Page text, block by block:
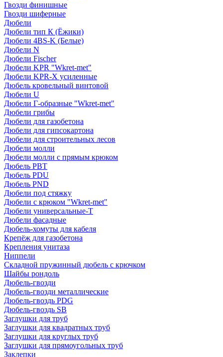
Гвозди финишные
Гвозди шиферные
Дюбели
Дюбели тип К (Ёжики)
Дюбели 4BS-K (Белые)
Дюбели N
Дюбели Fischer
Дюбели KPR "Wkret-met"
Дюбели KPR-Х усиленные
Дюбель кровельный винтовой
Дюбели U
Дюбели Г-образные "Wkret-met"
Дюбели грибы
Дюбели для газобетона
Дюбели для гипсокартона
Дюбели для строительных лесов
Дюбели молли
Дюбели молли с прямым крюком
Дюбель PBT
Дюбель PDU
Дюбель PND
Дюбели под стяжку
Дюбели с крюком "Wkret-met"
Дюбели универсальные-Т
Дюбели фасадные
Дюбель-хомуты для кабеля
Крепёж для газобетона
Крепления унитаза
Ниппели
Складной пружинный дюбель с крючком
Шайбы рондоль
Дюбель-гвозди
Дюбель-гвозди металлические
Дюбель-гвоздь PDG
Дюбель-гвоздь SB
Заглушки для труб
Заглушки для квадратных труб
Заглушки для круглых труб
Заглушки для прямоугольных труб
Заклепки